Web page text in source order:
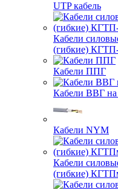
UTP кабель
Кабели
(гибкие)
Кабели ППГ
Кабели ВВГ
Кабели NYM
Кабели
(гибкие)